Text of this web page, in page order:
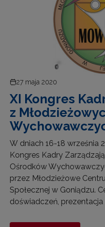
27 maja 2020
XI Kongres
z
W dniach 16-18 września
Kongres Kadry
Ośrodków
przez Młodzieżowe
Społecznej w Goniądzu.
doświadczeń,